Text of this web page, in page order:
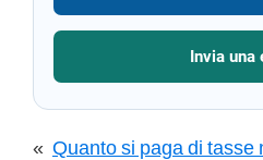
Invia una
« Quanto si paga di